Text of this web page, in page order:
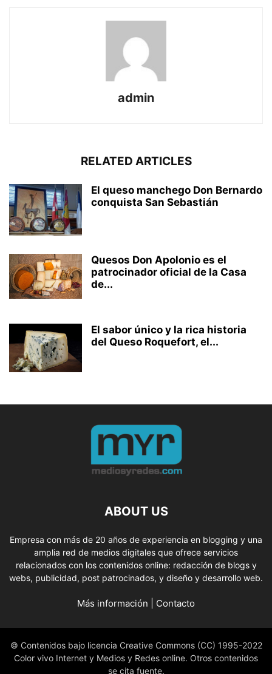
admin
RELATED ARTICLES
El queso manchego Don Bernardo
conquista San Sebastián
Quesos Don Apolonio es el
patrocinador oficial de la Casa
de...
El sabor único y la rica historia
del Queso Roquefort, el...
ABOUT US
Empresa con más de 20 años de experiencia en blogging y una
amplia red de medios digitales que ofrece servicios
relacionados con los contenidos online: redacción de blogs y
webs, publicidad, post patrocinados, y diseño y desarrollo web.
Más información Contacto
© Contenidos bajo licencia Creative Commons (CC) 1995-2022
Color vivo Internet y Medios y Redes online. Otros contenidos
se cita fuente.